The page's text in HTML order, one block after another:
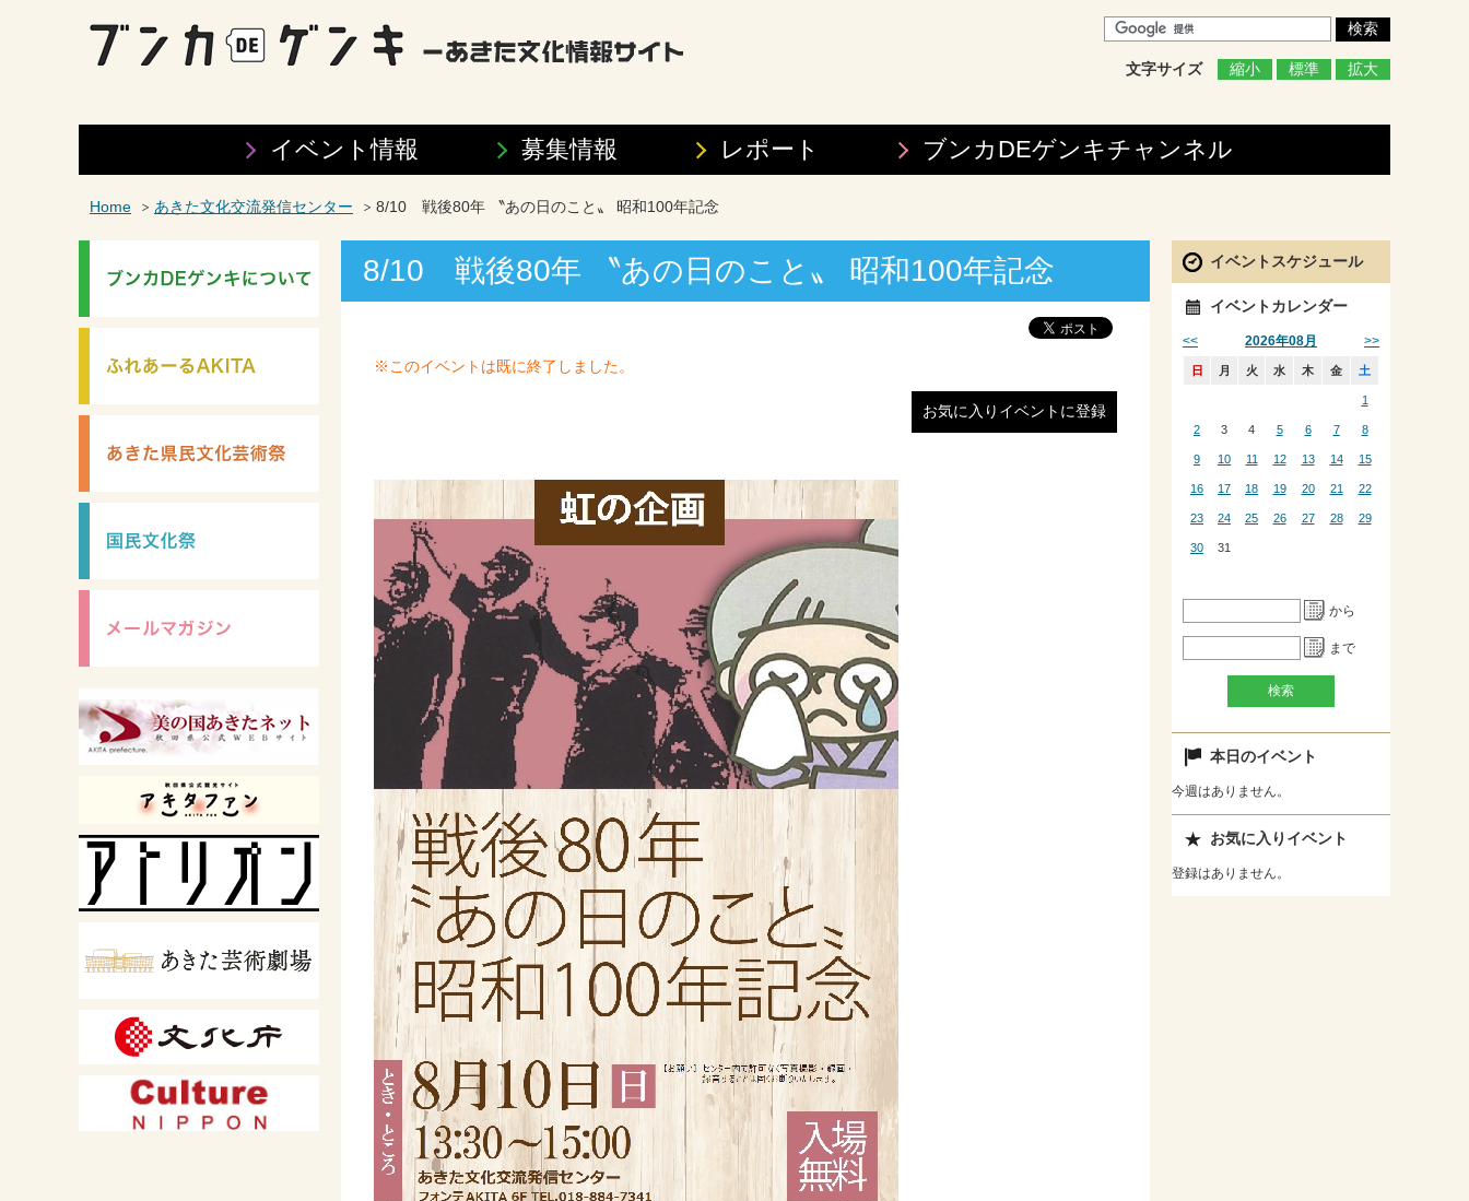
文字サイズ 縮小 標準 拡大
イベント情報 募集情報 レポート ブンカDEゲンキチャンネル
Home あきた文化交流発信センター 8/10 戦後80年 〝あの日のこと〟 昭和100年記念
8/10 戦後80年 〝あの日のこと〟 昭和100年記念
※このイベントは既に終了しました。
お気に入りイベントに登録
イベントスケジュール
イベントカレンダー
2026年08月
<< >>
日 月 火 水 木 金 土
1
2 3 4 5 6 7 8
9 10 11 12 13 14 15
16 17 18 19 20 21 22
23 24 25 26 27 28 29
30 31
から
まで
本日のイベント
今週はありません。
お気に入りイベント
登録はありません。